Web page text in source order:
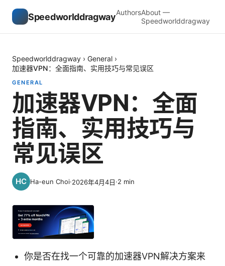
SpeedworlddragwayAuthorsAbout —
Speedworlddragway
Speedworlddragway › General ›
加速器VPN：全面指南、实用技巧与常见误区
GENERAL
加速器VPN：全面
指南、实用技巧与
常见误区
Ha-eun Choi·2026年4月4日·2 min
你是否在找一个可靠的加速器VPN解决方案来